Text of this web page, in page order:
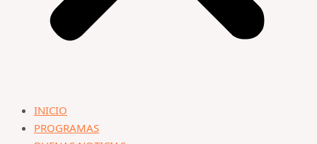
INICIO
PROGRAMAS